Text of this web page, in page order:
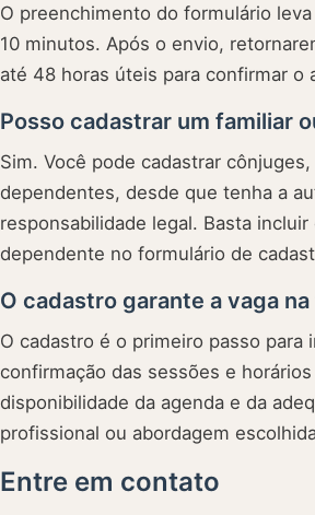
O preenchimento do formulário
10 minutos. Após o envio,
até 48 horas úteis para confirmar o
Posso cadastrar um familiar
Sim. Você pode cadastrar
dependentes, desde que tenha a
responsabilidade legal. Basta incluir
dependente no formulário de
O cadastro garante a vaga
O cadastro é o primeiro passo para
confirmação das sessões e
disponibilidade da agenda e da
profissional ou abordagem
Entre em contato